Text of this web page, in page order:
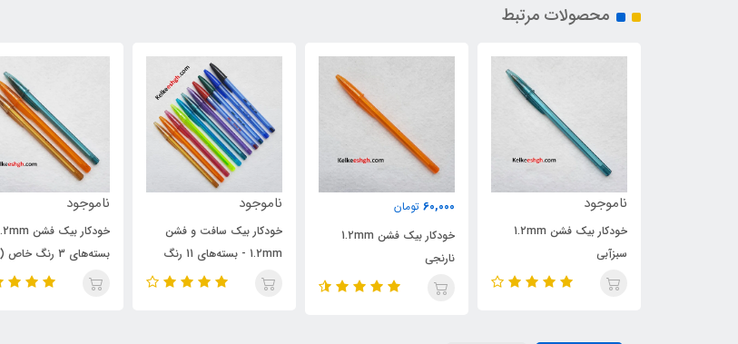
محصولات مرتبط
60,000
خودکار بیک فشن 1.2mm
نارنجی
ناموجود
خودکار بیک سافت و فشن
ناموجود
بسته‌های 3 رنگ خاص (کد
202)
ناموجود
بسته‌های ۷ رنگ (کد 201)